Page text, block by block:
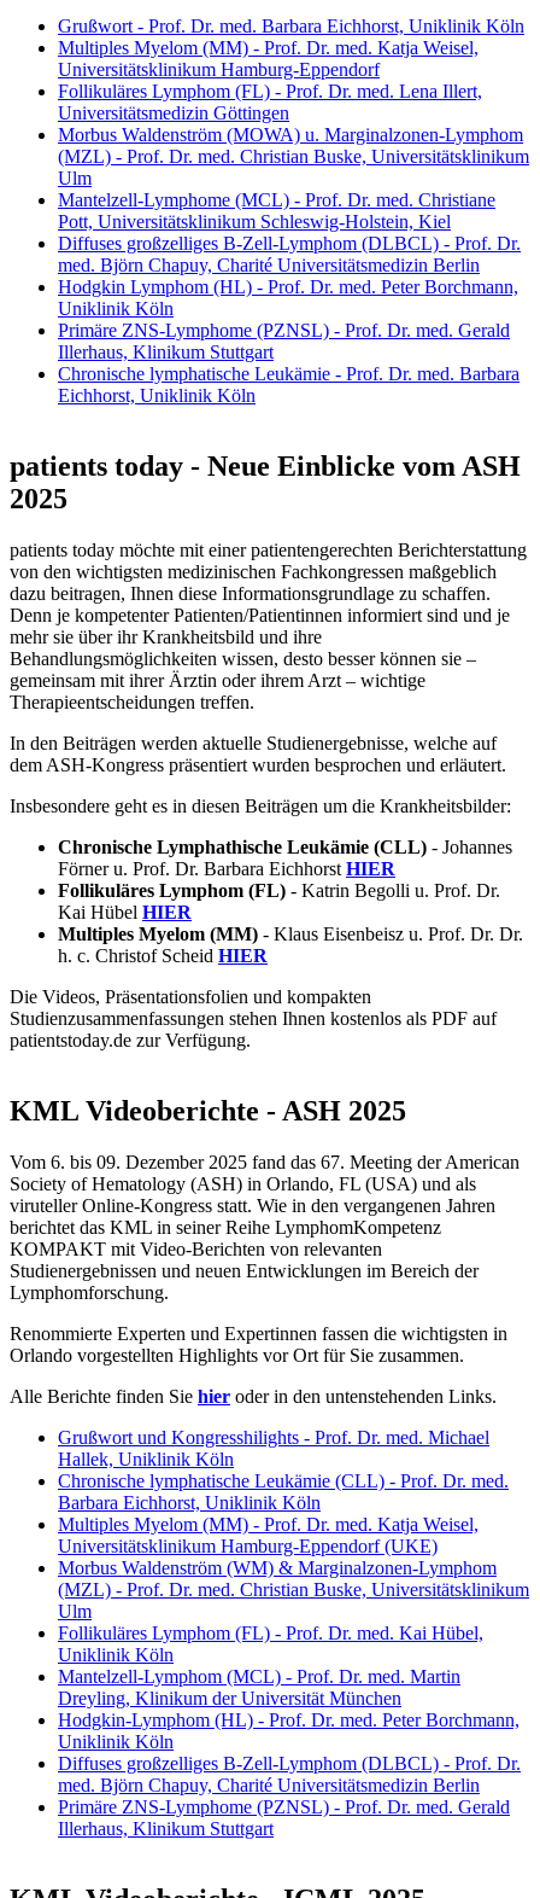
Grußwort - Prof. Dr. med. Barbara Eichhorst, Uniklinik Köln
Multiples Myelom (MM) - Prof. Dr. med. Katja Weisel,
Universitätsklinikum Hamburg-Eppendorf
Follikuläres Lymphom (FL) - Prof. Dr. med. Lena Illert,
Universitätsmedizin Göttingen
Morbus Waldenström (MOWA) u. Marginalzonen-Lymphom
(MZL) - Prof. Dr. med. Christian Buske, Universitätsklinikum
Ulm
Mantelzell-Lymphome (MCL) - Prof. Dr. med. Christiane
Pott, Universitätsklinikum Schleswig-Holstein, Kiel
Diffuses großzelliges B-Zell-Lymphom (DLBCL) - Prof. Dr.
med. Björn Chapuy, Charité Universitätsmedizin Berlin
Hodgkin Lymphom (HL) - Prof. Dr. med. Peter Borchmann,
Uniklinik Köln
Primäre ZNS-Lymphome (PZNSL) - Prof. Dr. med. Gerald
Illerhaus, Klinikum Stuttgart
Chronische lymphatische Leukämie - Prof. Dr. med. Barbara
Eichhorst, Uniklinik Köln
patients today - Neue Einblicke vom ASH
2025
patients today möchte mit einer patientengerechten Berichterstattung
von den wichtigsten medizinischen Fachkongressen maßgeblich
dazu beitragen, Ihnen diese Informationsgrundlage zu schaffen.
Denn je kompetenter Patienten/Patientinnen informiert sind und je
mehr sie über ihr Krankheitsbild und ihre
Behandlungsmöglichkeiten wissen, desto besser können sie –
gemeinsam mit ihrer Ärztin oder ihrem Arzt – wichtige
Therapieentscheidungen treffen.
In den Beiträgen werden aktuelle Studienergebnisse, welche auf
dem ASH-Kongress präsentiert wurden besprochen und erläutert.
Insbesondere geht es in diesen Beiträgen um die Krankheitsbilder:
Chronische Lymphathische Leukämie (CLL) - Johannes
Förner u. Prof. Dr. Barbara Eichhorst HIER
Follikuläres Lymphom (FL) - Katrin Begolli u. Prof. Dr.
Kai Hübel HIER
Multiples Myelom (MM) - Klaus Eisenbeisz u. Prof. Dr. Dr.
h. c. Christof Scheid HIER
Die Videos, Präsentationsfolien und kompakten
Studienzusammenfassungen stehen Ihnen kostenlos als PDF auf
patientstoday.de zur Verfügung.
KML Videoberichte - ASH 2025
Vom 6. bis 09. Dezember 2025 fand das 67. Meeting der American
Society of Hematology (ASH) in Orlando, FL (USA) und als
viruteller Online-Kongress statt. Wie in den vergangenen Jahren
berichtet das KML in seiner Reihe LymphomKompetenz
KOMPAKT mit Video-Berichten von relevanten
Studienergebnissen und neuen Entwicklungen im Bereich der
Lymphomforschung.
Renommierte Experten und Expertinnen fassen die wichtigsten in
Orlando vorgestellten Highlights vor Ort für Sie zusammen.
Alle Berichte finden Sie hier oder in den untenstehenden Links.
Grußwort und Kongresshilights - Prof. Dr. med. Michael
Hallek, Uniklinik Köln
Chronische lymphatische Leukämie (CLL) - Prof. Dr. med.
Barbara Eichhorst, Uniklinik Köln
Multiples Myelom (MM) - Prof. Dr. med. Katja Weisel,
Universitätsklinikum Hamburg-Eppendorf (UKE)
Morbus Waldenström (WM) & Marginalzonen-Lymphom
(MZL) - Prof. Dr. med. Christian Buske, Universitätsklinikum
Ulm
Follikuläres Lymphom (FL) - Prof. Dr. med. Kai Hübel,
Uniklinik Köln
Mantelzell-Lymphom (MCL) - Prof. Dr. med. Martin
Dreyling, Klinikum der Universität München
Hodgkin-Lymphom (HL) - Prof. Dr. med. Peter Borchmann,
Uniklinik Köln
Diffuses großzelliges B-Zell-Lymphom (DLBCL) - Prof. Dr.
med. Björn Chapuy, Charité Universitätsmedizin Berlin
Primäre ZNS-Lymphome (PZNSL) - Prof. Dr. med. Gerald
Illerhaus, Klinikum Stuttgart